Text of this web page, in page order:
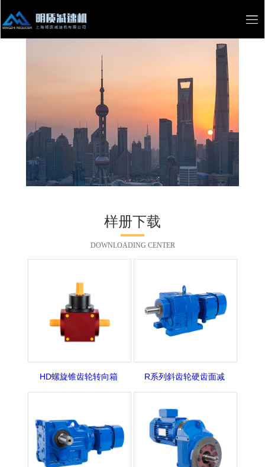
样册下载
DOWNLOADING CENTER
HD螺旋锥齿轮转向箱 R系列斜齿轮硬齿面减